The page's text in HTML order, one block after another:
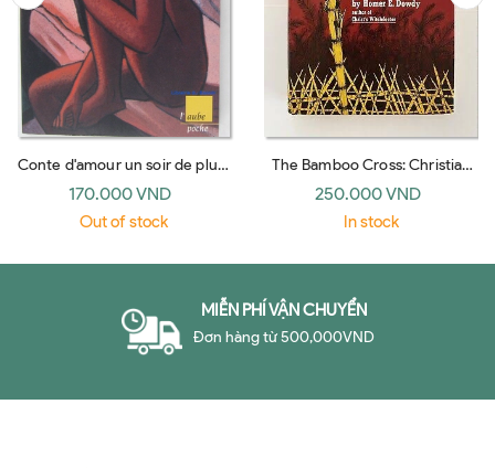
Conte d'amour un soir de pluie
(l'Aube)
170.000 VND
Out of stock
The Bamboo Cross: Christian
Witness in the Jungles of Viet
Nam
250.000 VND
In stock
MIỄN PHÍ VẬN CHUYỂN
Đơn hàng từ 500,000VND